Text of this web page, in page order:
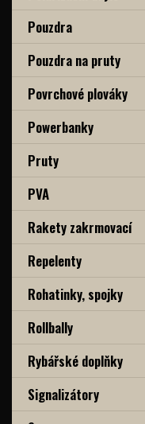
Pouzdra
Pouzdra na pruty
Povrchové plováky
Powerbanky
Pruty
PVA
Rakety zakrmovací
Repelenty
Rohatinky, spojky
Rollbally
Rybářské doplňky
Signalizátory